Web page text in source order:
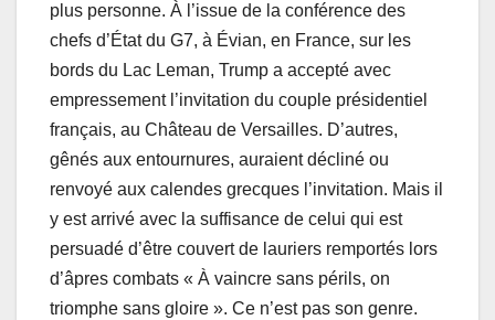
plus personne. À l’issue de la conférence des
chefs d’État du G7, à Évian, en France, sur les
bords du Lac Leman, Trump a accepté avec
empressement l’invitation du couple présidentiel
français, au Château de Versailles. D’autres,
gênés aux entournures, auraient décliné ou
renvoyé aux calendes grecques l’invitation. Mais il
y est arrivé avec la suffisance de celui qui est
persuadé d’être couvert de lauriers remportés lors
d’âpres combats « À vaincre sans périls, on
triomphe sans gloire ». Ce n’est pas son genre.